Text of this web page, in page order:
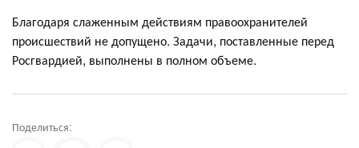
Благодаря слаженным действиям правоохранителей
происшествий не допущено. Задачи, поставленные перед
Росгвардией, выполнены в полном объеме.
Поделиться: